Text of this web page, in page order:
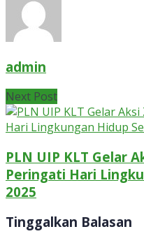
admin
Next Post
PLN UIP KLT Gelar
Peringati Hari
2025
Tinggalkan Balasan